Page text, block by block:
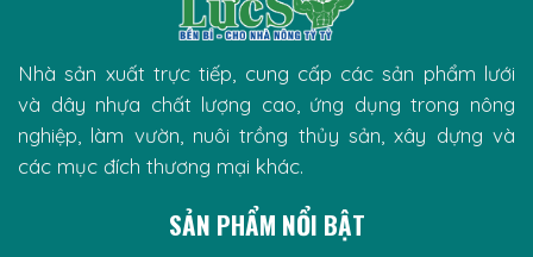
Nhà sản xuất trực tiếp, cung cấp các sản phẩm lưới
và dây nhựa chất lượng cao, ứng dụng trong nông
nghiệp, làm vườn, nuôi trồng thủy sản, xây dựng và
các mục đích thương mại khác.
SẢN PHẨM NỔI BẬT